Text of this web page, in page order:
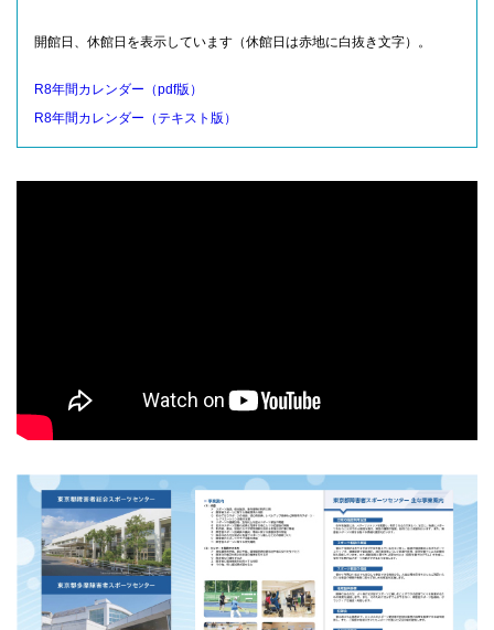
開館日、休館日を表示しています（休館日は赤地に白抜き文字）。
R8年間カレンダー（pdf版）
R8年間カレンダー（テキスト版）